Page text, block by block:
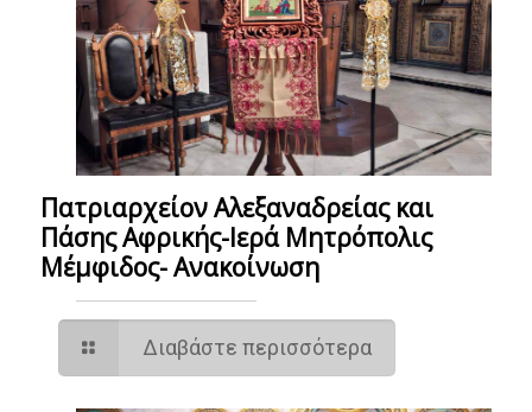
Πατριαρχείον Αλεξαναδρείας και
Πάσης Αφρικής-Ιερά Μητρόπολις
Μέμφιδος- Ανακοίνωση
Διαβάστε περισσότερα